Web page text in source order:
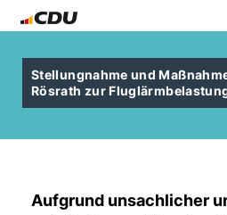
Stellungnahme und
Rösrath zur
Aufgrund unsachlicher